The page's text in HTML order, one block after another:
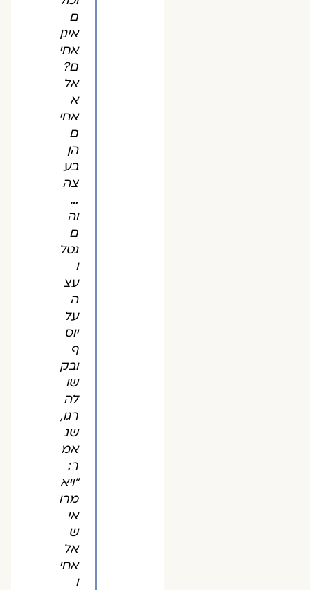
ם
אינן
אחי
ם?
אל
א
אחי
ם
הן
בע
צה
…
וה
ם
נטל
עצ
ה
על
יוס
ף
ובק
שו
לה
רגו,
שנ
אמ
ר:
"ויא
מרו
אי
ש
אל
אחי